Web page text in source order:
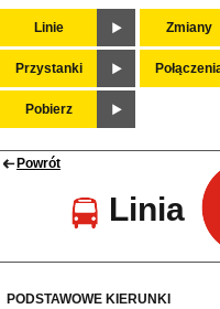
Linie Zmiany
Przystanki
Pobierz
Powrót
Linia
PODSTAWOWE KIERUNKI